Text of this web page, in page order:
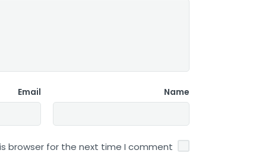
Name
Email
browser for the next time I comment.